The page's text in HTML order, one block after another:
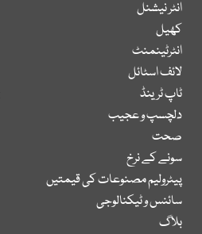
انٹر نیشنل
کھیل
انٹرٹینمنٹ
لائف اسٹائل
ٹاپ ٹرینڈ
دلچسپ و عجیب
صحت
سونے کے نرخ
پیٹرولیم مصنوعات کی قیمتیں
سائنس و ٹیکنالوجی
بلاگ